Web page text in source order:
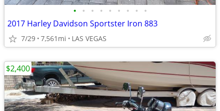
• • • • • • • • •
2017 Harley Davidson Sportster Iron 883
7/29 7,561mi LAS VEGAS
$2,400